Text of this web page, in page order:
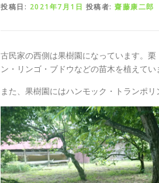
投稿日: 2021年7月1日 投稿者: 齋藤康二郎
古民家の西側は果樹園になっています。
ン・リンゴ・ブドウなどの苗木を植えてい
また、果樹園にはハンモック・トランポ